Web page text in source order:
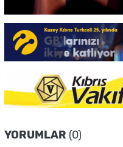
YORUMLAR (0)